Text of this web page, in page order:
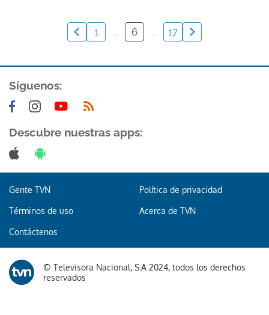
1 ... 6 ... 17
Síguenos:
Descubre nuestras apps:
Gente TVN Política de privacidad
Términos de uso Acerca de TVN
Contáctenos
© Televisora Nacional, S.A 2024, todos los derechos
reservados